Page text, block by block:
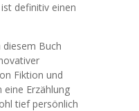
definitiv einen
Buch
Fiktion und
eine Erzählung
tief persönlich